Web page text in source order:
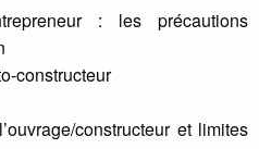
: les précautions
constructeur
constructeur et limites